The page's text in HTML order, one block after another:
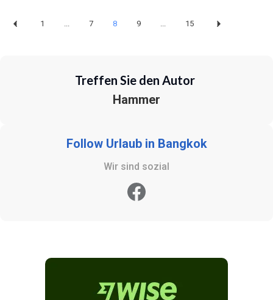
1 ... 7 8 9 ... 15
Treffen Sie den Autor
Hammer
Follow Urlaub in Bangkok
Wir sind sozial
https://www.facebook.com/urlaubinbangkok.de